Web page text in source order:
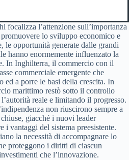
focalizza l’attenzione sull’importanza
lo sviluppo economico e
le opportunità generate dalle grandi
hanno enormemente influenzato la
In Inghilterra, il commercio con il
commerciale emergente che
a porre le basi della crescita. In
marittimo restò sotto il controllo
reale e limitando il progresso.
non riuscirono sempre a
giacché i nuovi leader
i vantaggi del sistema preesistente.
la necessità di accompagnare lo
proteggono i diritti di ciascun
che l’innovazione.